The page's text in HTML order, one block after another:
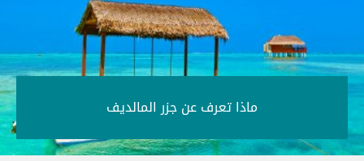
ماذا تعرف عن جزر المالديف‎